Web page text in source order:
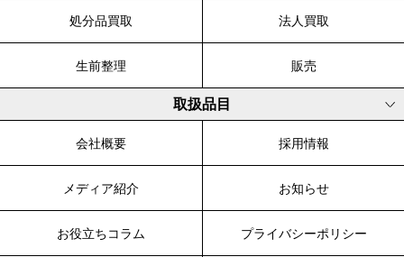
処分品買取 法人買取
生前整理 販売
取扱品目
会社概要 採用情報
メディア紹介 お知らせ
お役立ちコラム プライバシーポリシー